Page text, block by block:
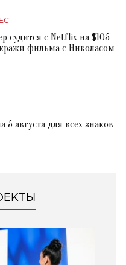
судится с Netflix на $105
фильма с Николасом
5 августа для всех знаков